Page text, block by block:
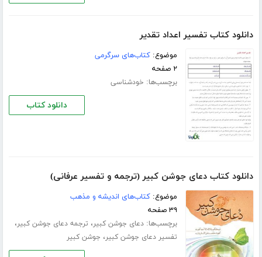
دانلود کتاب تفسیر اعداد تقدیر
موضوع:کتاب‌های سرگرمی
۲ صفحه
برچسب‌ها: خودشناسی
دانلود کتاب
دانلود کتاب دعای جوشن کبیر (ترجمه و تفسیر عرفانی)
موضوع:کتاب‌های اندیشه و مذهب
۳۹ صفحه
برچسب‌ها:دعای جوشن کبیر، ترجمه دعای جوشن کبیر،
تفسیر دعای جوشن کبیر، جوشن کبیر